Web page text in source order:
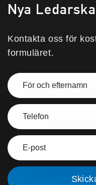
Nya
Kontakta oss för
formuläret.